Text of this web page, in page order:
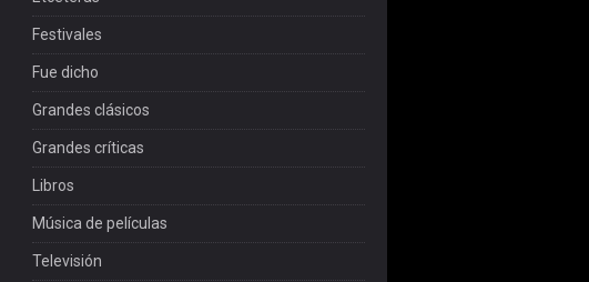
Festivales
Fue dicho
Grandes clásicos
Grandes críticas
Libros
Música de películas
Televisión